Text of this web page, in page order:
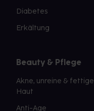
Diabetes
Erkältung
Beauty & Pflege
Akne, unreine & fettige
Haut
Anti-Age